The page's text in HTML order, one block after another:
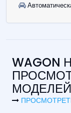
WAGON
МОДЕЛЕЙ